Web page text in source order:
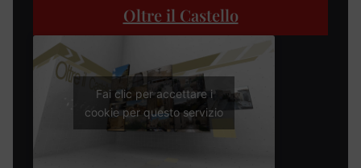
Oltre il Castello
Fai clic per accettare i
cookie per questo servizio